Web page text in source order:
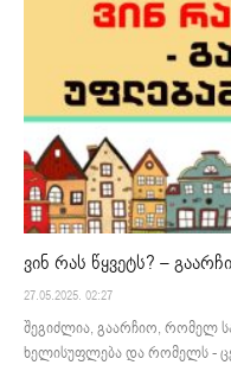
ვინ რას წყვეტს? –
27.05.2025. 02:27
შეგიძლია, გაარჩიო, რომელ
ხელისუფლება და რომელს -